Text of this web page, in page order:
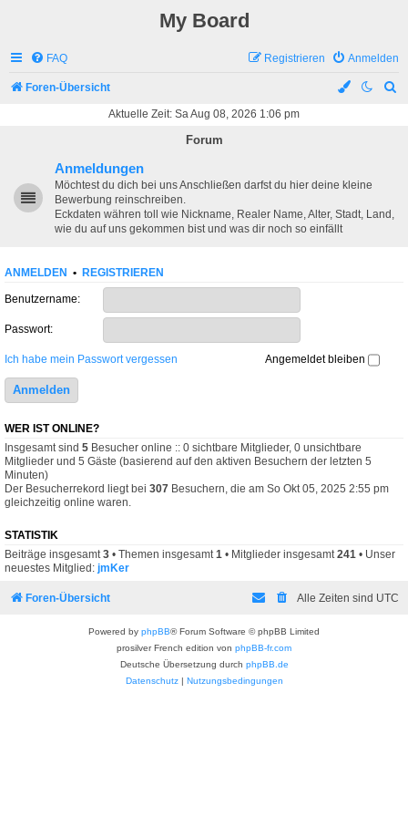
My Board
FAQ Anmelden
Registrieren
Foren-Übersicht
Aktuelle Zeit: Sa Aug 08, 2026 1:06 pm
Forum
Anmeldungen
Möchtest du dich bei uns Anschließen darfst du hier deine kleine
Bewerbung reinschreiben.
Eckdaten währen toll wie Nickname, Realer Name, Alter, Stadt, Land,
wie du auf uns gekommen bist und was dir noch so einfällt
ANMELDEN • REGISTRIEREN
Benutzername:
Passwort:
Ich habe mein Passwort vergessen Angemeldet bleiben
WER IST ONLINE?
Insgesamt sind 5 Besucher online :: 0 sichtbare Mitglieder, 0 unsichtbare
Mitglieder und 5 Gäste (basierend auf den aktiven Besuchern der letzten 5
Minuten)
Der Besucherrekord liegt bei 307 Besuchern, die am So Okt 05, 2025 2:55 pm
gleichzeitig online waren.
STATISTIK
Beiträge insgesamt3 • Themen insgesamt1 • Mitglieder insgesamt241 • Unser
neuestes Mitglied: jmKer
Foren-Übersicht Alle Zeiten sind UTC
Powered by phpBB® Forum Software © phpBB Limited
prosilver French edition von phpBB-fr.com
Deutsche Übersetzung durch phpBB.de
Datenschutz| Nutzungsbedingungen